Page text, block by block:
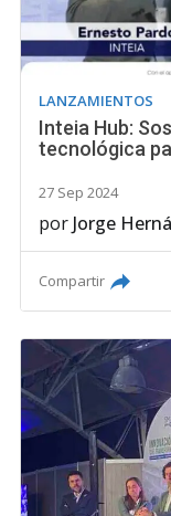
LANZAMIENTOS
Inteia Hub:
tecnológica
27 Sep 2024
por Jorge
Compartir